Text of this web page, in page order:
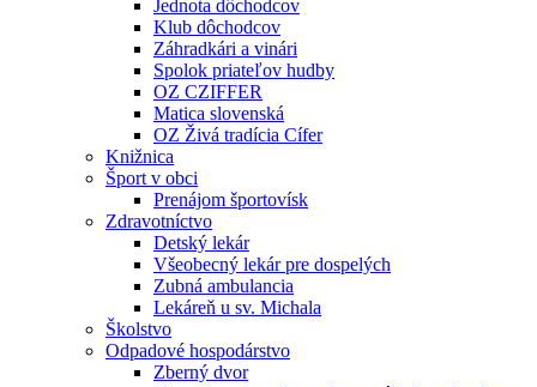
Jednota dôchodcov
Klub dôchodcov
Záhradkári a vinári
Spolok priateľov hudby
OZ CZIFFER
Matica slovenská
OZ Živá tradícia Cífer
Knižnica
Šport v obci
Prenájom športovísk
Zdravotníctvo
Detský lekár
Všeobecný lekár pre dospelých
Zubná ambulancia
Lekáreň u sv. Michala
Školstvo
Odpadové hospodárstvo
Zberný dvor